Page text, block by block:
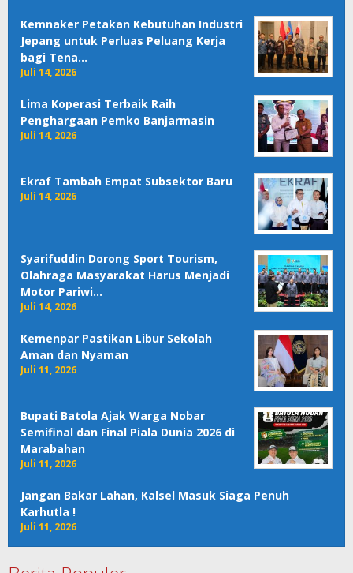
Kemnaker Petakan Kebutuhan Industri
Jepang untuk Perluas Peluang Kerja
bagi Tena…
Juli 14, 2026
Lima Koperasi Terbaik Raih
Penghargaan Pemko Banjarmasin
Juli 14, 2026
Ekraf Tambah Empat Subsektor Baru
Juli 14, 2026
Syarifuddin Dorong Sport Tourism,
Olahraga Masyarakat Harus Menjadi
Motor Pariwi…
Juli 14, 2026
Kemenpar Pastikan Libur Sekolah
Aman dan Nyaman
Juli 11, 2026
Bupati Batola Ajak Warga Nobar
Semifinal dan Final Piala Dunia 2026 di
Marabahan
Juli 11, 2026
Jangan Bakar Lahan, Kalsel Masuk Siaga Penuh
Karhutla !
Juli 11, 2026